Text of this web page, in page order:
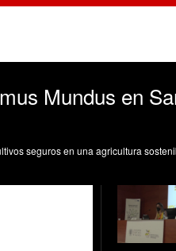
Mundus en